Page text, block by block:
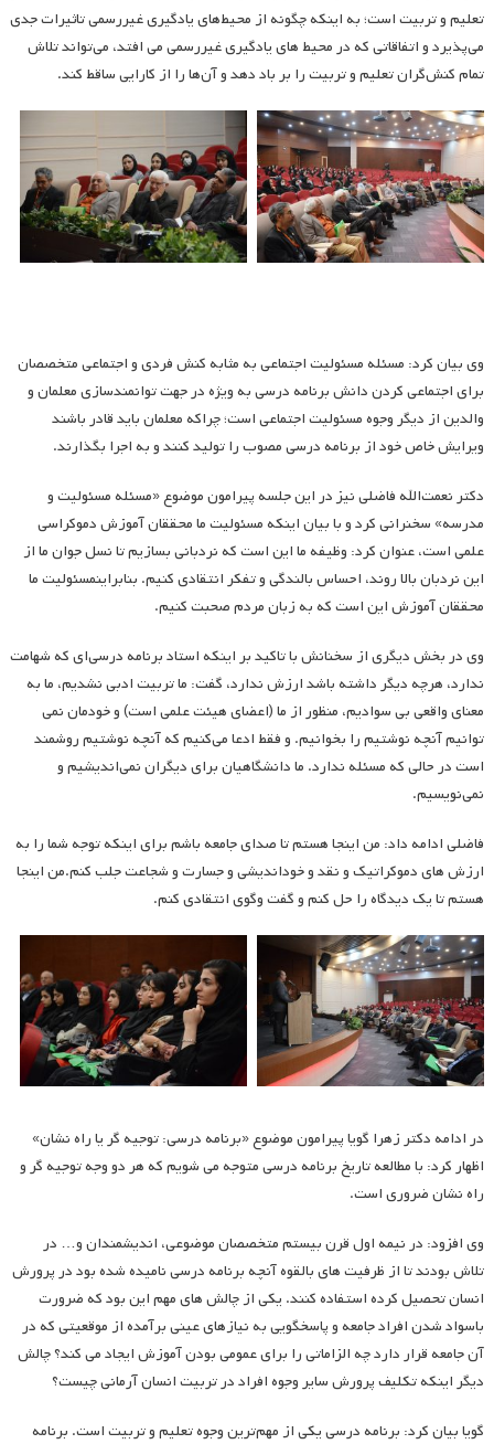
تعلیم و تربیت است؛ به اینکه چگونه از محیط‌های یادگیری غیررسمی تاثیرات جدی
می‌پذیرد و اتفاقاتی که در محیط های یادگیری غیررسمی می افتد، می‌تواند تلاش
تمام کنش‌گران تعلیم و تربیت را بر باد دهد و آن‌ها را از کارایی ساقط کند.
وی بیان کرد: مسئله مسئولیت اجتماعی به مثابه کنش فردی و اجتماعی متخصصان
برای اجتماعی کردن دانش برنامه درسی به ویژه در جهت توانمندسازی معلمان و
والدین از دیگر وجوه مسئولیت اجتماعی است؛ چراکه معلمان باید قادر باشند
ویرایش خاص خود از برنامه درسی مصوب را تولید کنند و به اجرا بگذارند.
دکتر نعمت‌الله فاضلی نیز در این جلسه پیرامون موضوع «مسئله مسئولیت و
مدرسه» سخنرانی کرد و با بیان اینکه مسئولیت ما محققان آموزش دموکراسی
علمی است، عنوان کرد: وظیفه ما این است که نردبانی بسازیم تا نسل جوان ما از
این نردبان بالا روند، احساس بالندگی و تفکر انتقادی کنیم. بنابراینمسئولیت ما
محققان آموزش این است که به زبان مردم صحبت کنیم.
وی در بخش دیگری از سخنانش با تاکید بر اینکه استاد برنامه درسی‌ای که شهامت
ندارد، هرچه دیگر داشته باشد ارزش ندارد، گفت: ما تربیت ادبی نشدیم، ما به
معنای واقعی بی سوادیم، منظور از ما (اعضای هیئت علمی است) و خودمان نمی
توانیم آنچه نوشتیم را بخوانیم. و فقط ادعا می‌کنیم که آنچه نوشتیم روشمند
است در حالی که مسئله ندارد. ما دانشگاهیان برای دیگران نمی‌اندیشیم و
نمی‌نویسیم.
فاضلی ادامه داد: من اینجا هستم تا صدای جامعه باشم برای اینکه توجه شما را به
ارزش های دموکراتیک و نقد و خوداندیشی و جسارت و شجاعت جلب کنم.من اینجا
هستم تا یک دیدگاه را حل کنم و گفت وگوی انتقادی کنم.
در ادامه دکتر زهرا گویا پیرامون موضوع «برنامه درسی: توجیه گر یا راه نشان»
اظهار کرد: با مطالعه تاریخ برنامه درسی متوجه می شویم که هر دو وجه توجیه گر و
راه نشان ضروری است.
وی افزود: در نیمه اول قرن بیستم متخصصان موضوعی، اندیشمندان و… در
تلاش بودند تا از ظرفیت های بالقوه آنچه برنامه درسی نامیده شده بود در پرورش
انسان تحصیل کرده استفاده کنند. یکی از چالش های مهم این بود که ضرورت
باسواد شدن افراد جامعه و پاسخگویی به نیازهای عینی برآمده از موقعیتی که در
آن جامعه قرار دارد چه الزاماتی را برای عمومی بودن آموزش ایجاد می کند؟ چالش
دیگر اینکه تکلیف پرورش سایر وجوه افراد در تربیت انسان آرمانی چیست؟
گویا بیان کرد: برنامه درسی یکی از مهم‌ترین وجوه تعلیم و تربیت است. برنامه